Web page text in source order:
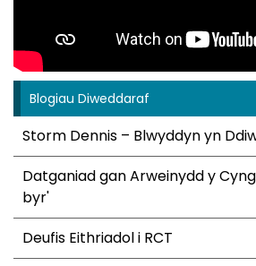
Blogiau Diweddaraf
Storm Dennis – Blwyddyn yn
Datganiad gan Arweinydd y
byr'
Deufis Eithriadol i RCT